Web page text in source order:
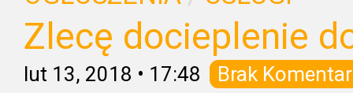
Zlecę docieplenie
lut 13, 2018 • 17:48 Brak